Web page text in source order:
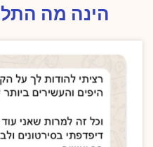
הינה מה